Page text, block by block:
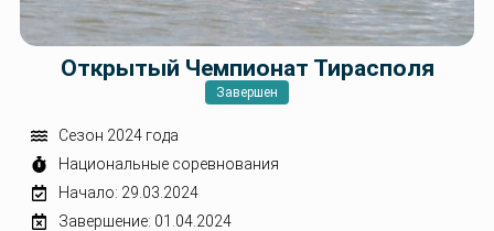
Открытый Чемпионат Тирасполя
Завершен
Сезон 2024 года
Национальные соревнования
Начало: 29.03.2024
Завершение: 01.04.2024